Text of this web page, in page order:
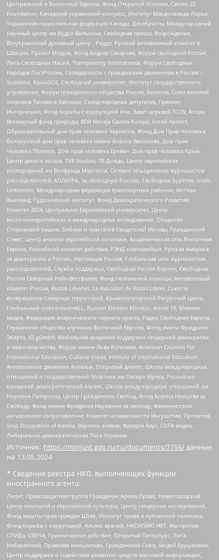
Центральной и Восточной Европы, Фонд Открытой Эстонии, Calvert 22
Foundation, Канадский украинский конгресс, Институт Макдональда-Лорье,
Украинская национальная федерация Канады, Декабристы, Международный
научный центр им Вудро Вильсона, Свободная пресса, Возрождение,
Всеукраинский духовный центр , Риддл, Русский антивоенный комитет в
Швеции, Проект Медуза, Фонд Андрея Сахарова, Форум свободной России,
Лига Свободных Наций, Transparеncy International, Форум Свободных
Народов ПостРоссии, Солидарность с гражданским движением в России –
Solidarus, КрымSOS, Свободный университет, Институт государственного
управления, Форум гражданского общества Россия, Беллона, Союз жителей
островов Тисима и Хабомаи, Съезд народных депутатов, Гринпис
Интернешнл, Фонд борьбы с коррупцией Инк, Завет церквей TCCN, Агора,
Всемирный фонд природы, BDR Novaja Gazeta-Europe, Алтай проект,
Образовательный дом прав человека Чернигов, Фонд Дом Прав Человека,
Белорусский дом прав человека имени Бориса Звозскова, Дом прав
человека Тбилиси, Дом прав человека Ереван, Дом прав человека Крым,
Центр дикого лосося, TVR Studios, ТВ Дождь, Центр европейских
исследований им Вилфрида Мартенса, Сетевое объединение журналистов
расследователей, АЛЛАТРА, За свободную Россию, Свободная Бурятия, Uralic,
UnKremlin, Международная федерация транспортных рабочих, ИстЧам
Финланд, Гудзоновский институт, Фонд Демократического Развития,
Комитет-2024, Центрально-Европейский университет, Центр
восточноевропейских и международных исследований, Общество
Сторожевой башни, Библии и трактатов Свидетелей Иеговы, Гражданский
Совет, Центр анализа европейской политики, Академическая сеть Восточная
Европа, Российский комитет действия, РЭНД корпорейшн, Русская Америка
за демократию в России, Настоящая Россия, Глобальная сеть журналистов-
расследователей, Служба поддержки, Свободная Россия Берлин, Свободная
Россия Северный Рейн-Вестфалия, Фонд глобальной помощи, Антивоенный
комитет России, Russie-Libertes, La Asocicion de Rusos Libres, Союз за
возвращение Северных территорий, Крымскотатарский Ресурсный Центр,
Глобальный союз IndustriALL, Russian Election Monitor, Article 19, Мнение
медиа, Федерация анархического черного креста, Радио Свободная Европа,
Германское общество изучения Восточной Европы, Фонд имени Фридриха
Эберта, XZ gGmbH, Мобильная академия поддержки гендерной демократии
и миротворчества, Форум имени Льва Копелева, American Councils for
International Education, Cultural Vistas, Institute of International Education,
Антивоенное движение Антальи, Открытый диалог, Школа международных
отношений и государственной политики им Питера Мунка, Российско-
канадский демократический альянс, Школа международных отношений им
Нормана Патерсона, Центр Гражданских Свобод, Фонд Бориса Немцова за
Свободу, Фонд имени Фридриха Науманна за свободу, Феминистское
антивоенное сопротивление, Комитет независимости Ингушетии, Прометей,
Stop Occupation of Karelia, Вернись живым, Фридом Хаус, СОТА медиа,
Либерально-демократическая Лига Украины
Источник: https://minjust.gov.ru/ru/documents/7756/ данные
на 13.05.2024
* Сведения реестра НКО, выполняющих функции
иностранного агента:
Лилит, Правозащитная группа Гражданин.Армия.Право, Нижегородский
центр немецкой и европейской культуры, Центр гендерных исследований,
Фонд защиты прав граждан Штаб, Институт права и публичной политики,
Фонд борьбы с коррупцией, Альянс врачей, НАСИЛИЮ.НЕТ, Мы против
СПИДа, СВЕЧА, Гуманитарное действие, Открытый Петербург, Лига
Избирателей, Правовая инициатива, Гражданский Союз, Хасдей Ерушалаим,
Центр поддержки и содействия развитию средств массовой информации,